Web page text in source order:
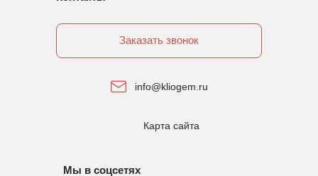
Заказать звонок
info@kliogem.ru
Карта сайта
Мы в соцсетях